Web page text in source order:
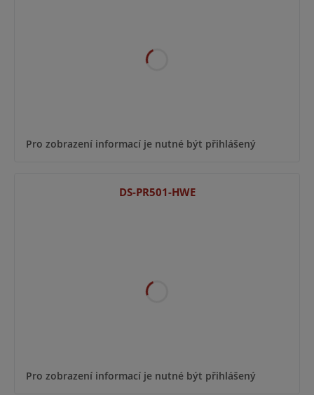
Pro zobrazení informací je nutné být přihlášený
DS-PR501-HWE
Pro zobrazení informací je nutné být přihlášený